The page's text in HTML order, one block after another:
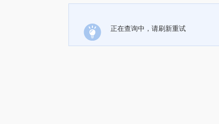
正在查询中，请刷新重试